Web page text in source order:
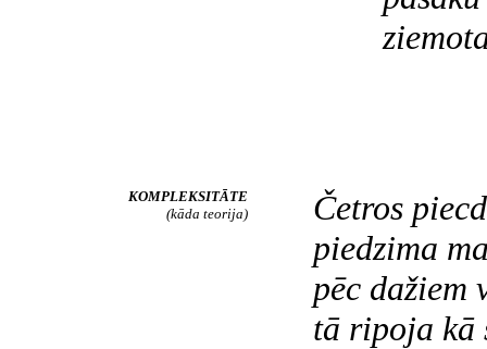
ziemotas
KOMPLEKSITĀTE
(kāda teorija)
Četros
piedzima
pēc dažiem
tā ripoja kā